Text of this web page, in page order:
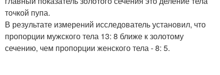
точкой пупа.
В результате измерений исследователь установил, что
пропорции мужского тела 13: 8 ближе к золотому
сечению, чем пропорции женского тела - 8: 5.